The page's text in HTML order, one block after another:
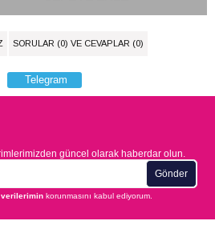
SORULAR (0) VE CEVAPLAR (0)
Telegram
güncel olarak haberdar olun.
Gönder
korunmasını kabul ediyorum.